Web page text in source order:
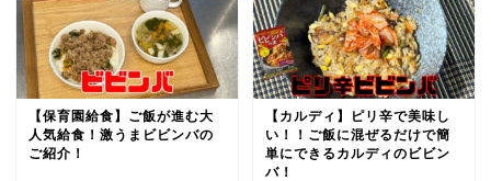
【保育園給食】ご飯が進む大
人気給食！激うまビビンバの
ご紹介！
【カルディ】ピリ辛で美味し
い！！ご飯に混ぜるだけで簡
単にできるカルディのビビン
バ！